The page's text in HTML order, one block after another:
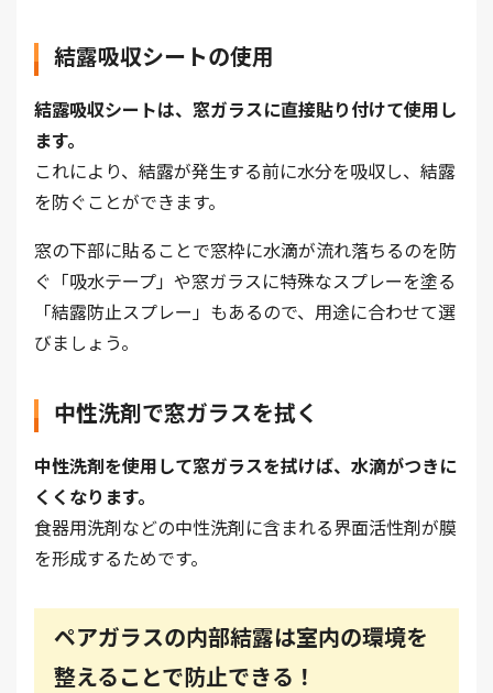
結露吸収シートの使用
結露吸収シートは、窓ガラスに直接貼り付けて使用し
ます。
これにより、結露が発生する前に水分を吸収し、結露
を防ぐことができます。
窓の下部に貼ることで窓枠に水滴が流れ落ちるのを防
ぐ「吸水テープ」や窓ガラスに特殊なスプレーを塗る
「結露防止スプレー」もあるので、用途に合わせて選
びましょう。
中性洗剤で窓ガラスを拭く
中性洗剤を使用して窓ガラスを拭けば、水滴がつきに
くくなります。
食器用洗剤などの中性洗剤に含まれる界面活性剤が膜
を形成するためです。
ペアガラスの内部結露は室内の環境を
整えることで防止できる！